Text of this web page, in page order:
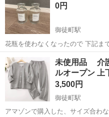
0円
御徒町駅
花瓶を使わなくなったので 下記ま
いいたします！ NPC24H上野御徒町第４パーキング 東京都台東区台東
２丁目２３ 平日だと20時以降 土日は要相談で午前中もしくは夜 よろ
しくお願いいたします。
東京 御徒町駅
未使用品 介
ルオープン
3,500円
御徒町駅
アマゾンで購入した、サイズ合わないから出